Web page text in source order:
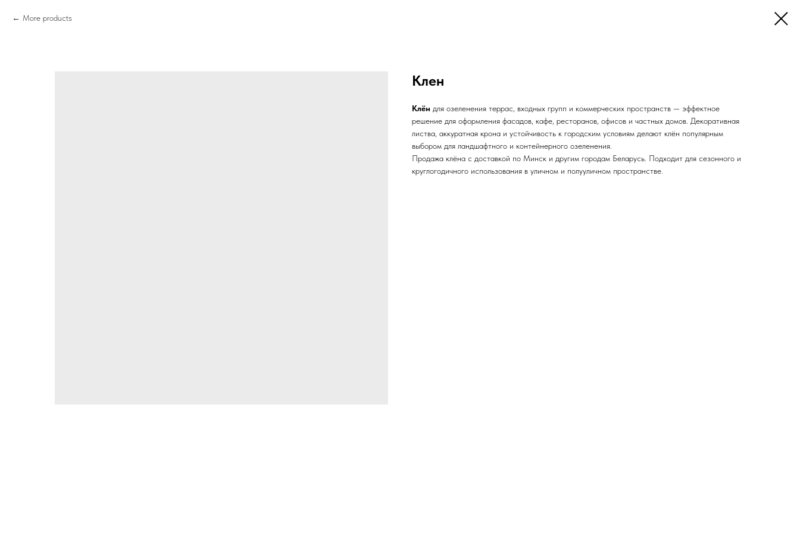
More products
Клен
Клён для озеленения террас, входных групп и коммерческих пространств — эффектное
решение для оформления фасадов, кафе, ресторанов, офисов и частных домов. Декоративная
листва, аккуратная крона и устойчивость к городским условиям делают клён популярным
выбором для ландшафтного и контейнерного озеленения.
Продажа клёна с доставкой по Минск и другим городам Беларусь. Подходит для сезонного и
круглогодичного использования в уличном и полууличном пространстве.